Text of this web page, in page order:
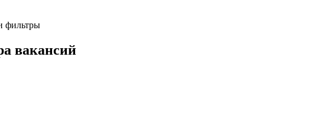
фильтры
вакансий